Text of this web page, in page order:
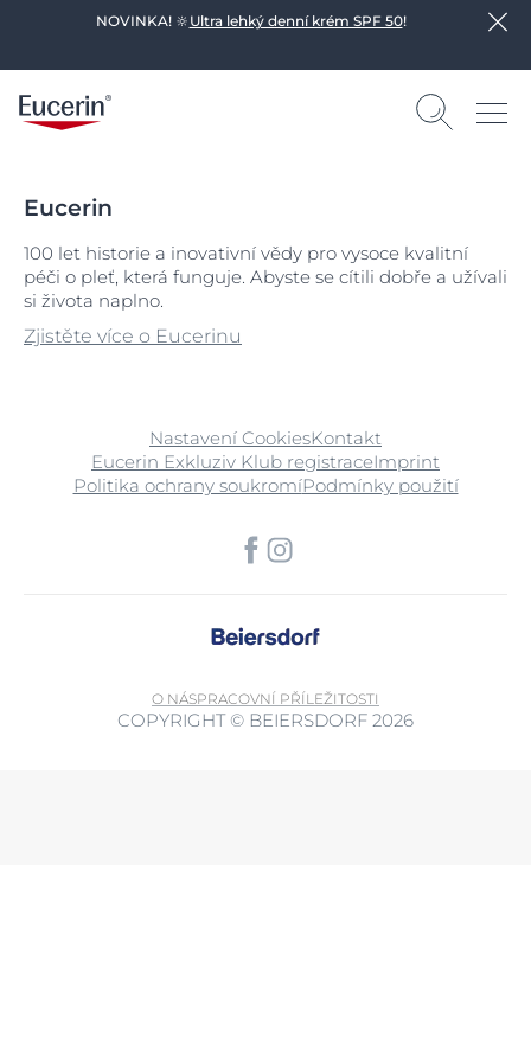
NOVINKA! 🔆 Ultra lehký denní krém SPF 50!
Eucerin
100 let historie a inovativní vědy pro vysoce kvalitní
péči o pleť, která funguje. Abyste se cítili dobře a užívali
si života naplno.
Zjistěte více o Eucerinu
Nastavení CookiesKontakt
Eucerin Exkluziv Klub registraceImprint
Politika ochrany soukromíPodmínky použití
O NÁSPRACOVNÍ PŘÍLEŽITOSTI
COPYRIGHT © BEIERSDORF 2026